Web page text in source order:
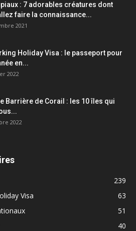
: 7 adorables créatures dont
faire la connaissance...
2021
Holiday Visa : le passeport pour
en...
2022
Barrière de Corail : les 10 îles qui
2022
239
Visa
63
51
40